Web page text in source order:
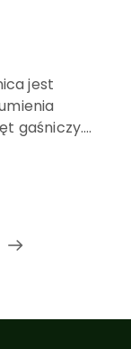
jest
gaśniczy.
lekarza